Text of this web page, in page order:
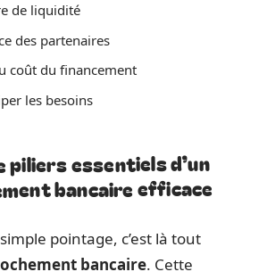
de liquidité
des partenaires
coût du financement
les besoins
piliers essentiels d’un
bancaire efficace
pointage, c’est là tout
bancaire. Cette